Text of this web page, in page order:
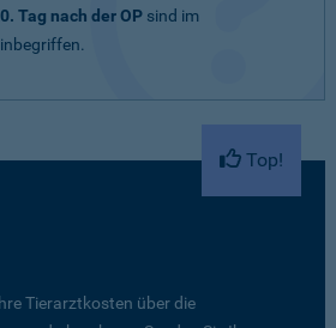
Tag nach der OP sind im
Top!
Tierarztkosten über die